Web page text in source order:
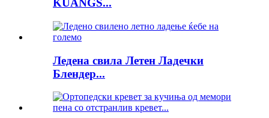
KUANGS...
Ледена свила Летен Ладечки
Блендер...